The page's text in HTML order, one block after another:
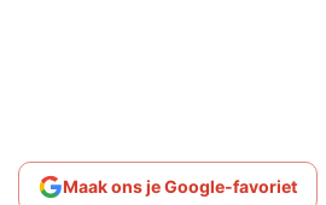
Maak ons je Google-favoriet